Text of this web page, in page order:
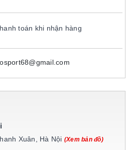
toán khi nhận hàng
Xuân, Hà Nội (Xem bản đồ)